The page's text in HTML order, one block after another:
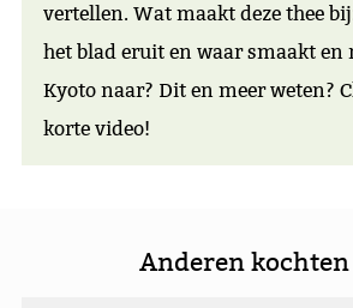
vertellen. Wat maakt deze thee
het blad eruit en waar smaakt en
Kyoto naar? Dit en meer weten?
korte video!
Anderen